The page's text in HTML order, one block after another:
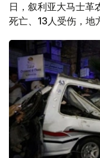
日，叙利亚大马士革
死亡、13人受伤，地